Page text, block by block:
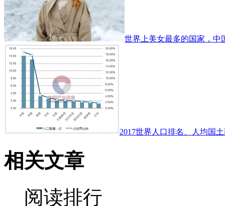
世界上美女最多的国家，中
2017世界人口排名、人均国
相关文章
阅读排行